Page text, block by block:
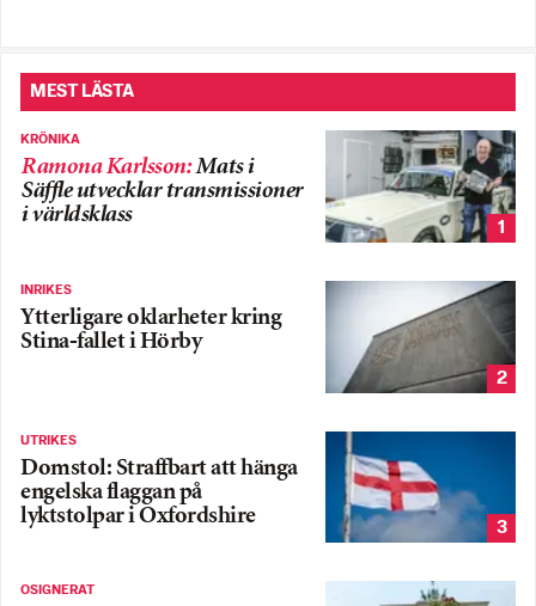
MEST LÄSTA
KRÖNIKA
Ramona Karlsson:Mats i
Säffle utvecklar transmissioner
i världsklass
1
INRIKES
Ytterligare oklarheter kring
Stina-fallet i Hörby
2
UTRIKES
Domstol: Straffbart att hänga
engelska flaggan på
lyktstolpar i Oxfordshire
3
OSIGNERAT